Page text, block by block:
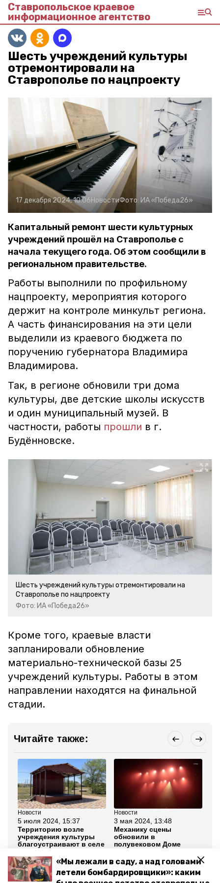
«Мы лежали в саду, а над головами
летели бомбардировщики»: каким
Ставропольское краевое
информационное агентство
Шесть учреждений культуры
отремонтировали на
Ставрополье по нацпроекту
17 декабря 2024, 10:06НовостиФото: ИА «Победа26»
Капитальный ремонт шести культурных
учреждений прошёл на Ставрополье с
начала текущего года. Об этом сообщили в
региональном правительстве.
Работы выполнили по профильному
нацпроекту, мероприятия которого
держит на контроле минкульт региона.
А часть финансирования на эти цели
выделили из краевого бюджета по
поручению губернатора Владимира
Владимирова.
Так, в регионе обновили три дома
культуры, две детские школы искусств
и один муниципальный музей. В
частности, работы прошли в г.
Будённовске.
Шесть учреждений культуры отремонтировали на
Ставрополье по нацпроекту
Фото: ИА «Победа26»
Кроме того, краевые власти
запланировали обновление
материально-технической базы 25
учреждений культуры. Работы в этом
направлении находятся на финальной
стадии.
Читайте также:
Новости
5 июля 2024, 15:37
Территорию возле
учреждения культуры
благоустраивают в селе
Новости
3 мая 2024, 13:48
Механику сцены
обновили в
полувековом Доме
Спасского
Все новости